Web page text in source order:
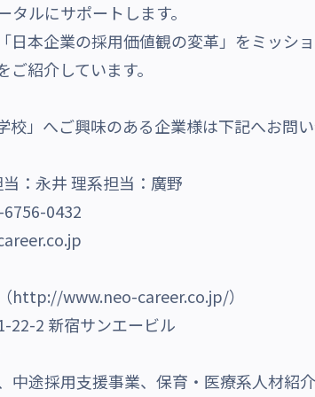
ルにサポートします。
日本企業の採用価値観の変革」をミッ
紹介しています。
校」へご興味のある企業様は下記へお問い
：永井 理系担当：廣野
0432
http://www.neo-career.co.jp/）
22-2 新宿サンエービル
中途採用支援事業、保育・医療系人材紹